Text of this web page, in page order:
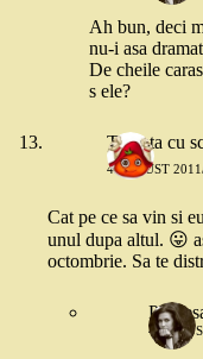
Ah bun, deci
nu-i asa
De cheile
s ele?
Tomata cu
4 AUGUST
Cat pe ce sa vin si
unul dupa altul. 😛
octombrie. Sa te
4